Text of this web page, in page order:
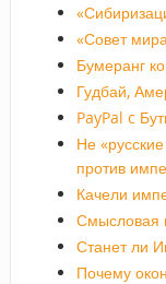
«Совет
Бумеранг
Гудбай,
PayPal c
Не
против
Качели
Смысловая
Станет ли
Почему